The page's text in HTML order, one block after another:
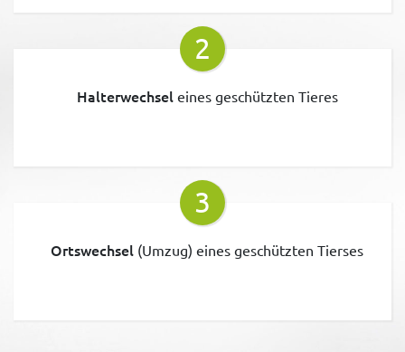
2
Halterwechsel eines geschützten Tieres
3
Ortswechsel (Umzug) eines geschützten Tierses